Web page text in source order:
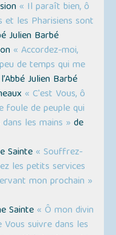
« Il paraît bien, ô
et les Pharisiens sont
Julien Barbé
« Accordez-moi,
de temps qui me
Julien Barbé
« C'est Vous, ô
foule de peuple qui
les mains » de
Sainte « Souffrez-
les petits services
mon prochain »
Sainte « Ô mon divin
suivre dans les